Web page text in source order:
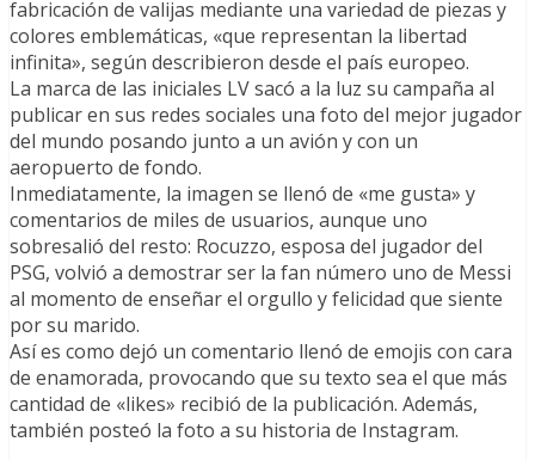
fabricación de valijas mediante una variedad de piezas y
colores emblemáticas, «que representan la libertad
infinita», según describieron desde el país europeo.
La marca de las iniciales LV sacó a la luz su campaña al
publicar en sus redes sociales una foto del mejor jugador
del mundo posando junto a un avión y con un
aeropuerto de fondo.
Inmediatamente, la imagen se llenó de «me gusta» y
comentarios de miles de usuarios, aunque uno
sobresalió del resto: Rocuzzo, esposa del jugador del
PSG, volvió a demostrar ser la fan número uno de Messi
al momento de enseñar el orgullo y felicidad que siente
por su marido.
Así es como dejó un comentario llenó de emojis con cara
de enamorada, provocando que su texto sea el que más
cantidad de «likes» recibió de la publicación. Además,
también posteó la foto a su historia de Instagram.